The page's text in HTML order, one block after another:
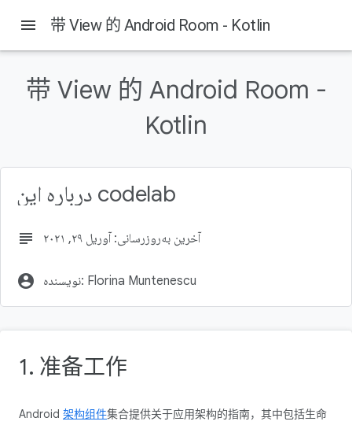
menu 带 View 的 Android Room - Kotlin
带 View 的 Android Room -
Kotlin
درباره این codelab
subject آخرین به‌روزرسانی: آوریل ۲۹, ۲۰۲۱
account_circle نویسنده: Florina Muntenescu
1. 准备工作
Android 架构组件集合提供关于应用架构的指南，其中包括生命